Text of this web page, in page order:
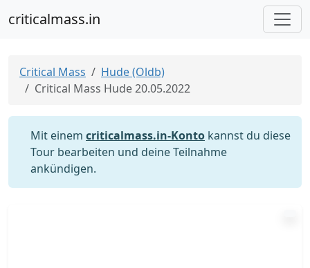
criticalmass.in
Critical Mass
Hude (Oldb)
Critical Mass Hude 20.05.2022
Mit einem criticalmass.in-Konto kannst du diese
Tour bearbeiten und deine Teilnahme
ankündigen.